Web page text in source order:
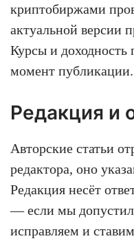
криптобиржами
актуальной версии
Курсы и доходность
момент публикации.
Редакция и
Авторские статьи
редактора, оно
Редакция несёт
— если мы
исправляем и